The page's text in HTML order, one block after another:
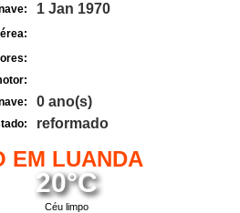
1 Jan 1970
0 ano(s)
reformado
EM LUANDA
20°C
Céu limpo